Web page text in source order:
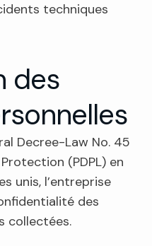
techniques
des
Decree-Law No. 45
(PDPL) en
unis, l’entreprise
des
collectées.